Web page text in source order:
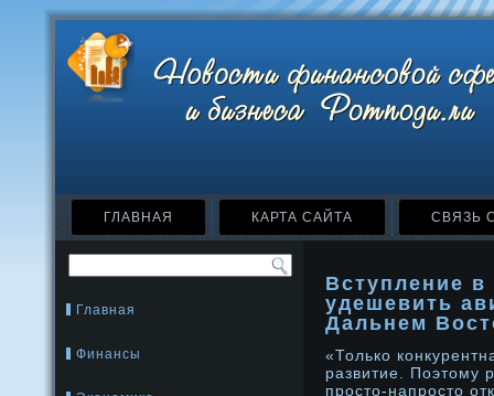
ГЛАВНАЯ КАРТА САЙТА СВЯЗЬ
Главная
Финансы
Вступление
удешевить
Дальнем
«Только
развитие. Поэтому
просто-напросто